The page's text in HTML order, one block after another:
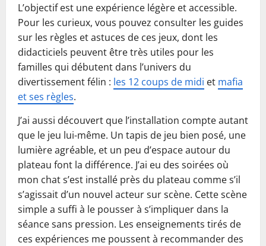
L’objectif est une expérience légère et accessible.
Pour les curieux, vous pouvez consulter les guides
sur les règles et astuces de ces jeux, dont les
didacticiels peuvent être très utiles pour les
familles qui débutent dans l’univers du
divertissement félin : les 12 coups de midi et mafia
et ses règles.
J’ai aussi découvert que l’installation compte autant
que le jeu lui-même. Un tapis de jeu bien posé, une
lumière agréable, et un peu d’espace autour du
plateau font la différence. J’ai eu des soirées où
mon chat s’est installé près du plateau comme s’il
s’agissait d’un nouvel acteur sur scène. Cette scène
simple a suffi à le pousser à s’impliquer dans la
séance sans pression. Les enseignements tirés de
ces expériences me poussent à recommander des